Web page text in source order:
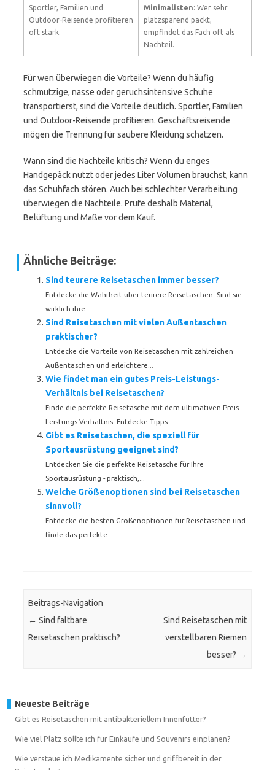
Sportler, Familien und
Outdoor-Reisende profitieren
oft stark.
Minimalisten: Wer sehr
platzsparend packt,
empfindet das Fach oft als
Nachteil.
Für wen überwiegen die Vorteile? Wenn du häufig
schmutzige, nasse oder geruchsintensive Schuhe
transportierst, sind die Vorteile deutlich. Sportler, Familien
und Outdoor-Reisende profitieren. Geschäftsreisende
mögen die Trennung für saubere Kleidung schätzen.
Wann sind die Nachteile kritisch? Wenn du enges
Handgepäck nutzt oder jedes Liter Volumen brauchst, kann
das Schuhfach stören. Auch bei schlechter Verarbeitung
überwiegen die Nachteile. Prüfe deshalb Material,
Belüftung und Maße vor dem Kauf.
Ähnliche Beiträge:
Sind teurere Reisetaschen immer besser?
Entdecke die Wahrheit über teurere Reisetaschen: Sind sie
wirklich ihre...
Sind Reisetaschen mit vielen Außentaschen
praktischer?
Entdecke die Vorteile von Reisetaschen mit zahlreichen
Außentaschen und erleichtere...
Wie findet man ein gutes Preis-Leistungs-
Verhältnis bei Reisetaschen?
Finde die perfekte Reisetasche mit dem ultimativen Preis-
Leistungs-Verhältnis. Entdecke Tipps...
Gibt es Reisetaschen, die speziell für
Sportausrüstung geeignet sind?
Entdecken Sie die perfekte Reisetasche für Ihre
Sportausrüstung - praktisch,...
Welche Größenoptionen sind bei Reisetaschen
sinnvoll?
Entdecke die besten Größenoptionen für Reisetaschen und
finde das perfekte...
Beitrags-Navigation
← Sind faltbare
Reisetaschen praktisch?
Sind Reisetaschen mit
verstellbaren Riemen
besser? →
Neueste Beiträge
Gibt es Reisetaschen mit antibakteriellem Innenfutter?
Wie viel Platz sollte ich für Einkäufe und Souvenirs einplanen?
Wie verstaue ich Medikamente sicher und griffbereit in der